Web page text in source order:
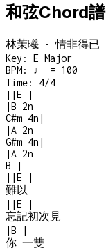
和弦Chord譜
林茉曦 - 情非得已
Key: E Major
BPM: ♩ = 100
Time: 4/4
| |E
|
|B 2n
C#m 4n |
|A 2n
G#m 4n |
|A 2n
B
|
| |E
|
難以
| |E
|
忘記初次見
|B
|
你 一雙